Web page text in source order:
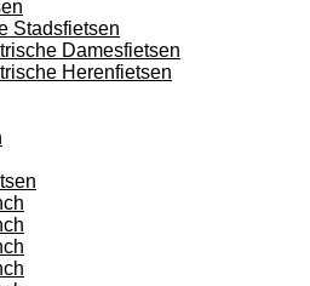
Stadsfietsen
Damesfietsen
Herenfietsen